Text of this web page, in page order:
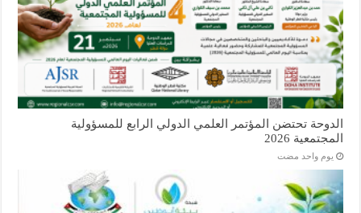
الدوحة تحتضن المؤتمر العلمي الدولي الرابع للمسؤولية
المجتمعية 2026
‏يوم واحد مضت